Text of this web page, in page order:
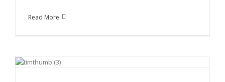
Read More